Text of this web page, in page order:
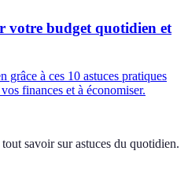
votre budget quotidien et
à ces 10 astuces pratiques
finances et à économiser.
savoir sur astuces du quotidien.